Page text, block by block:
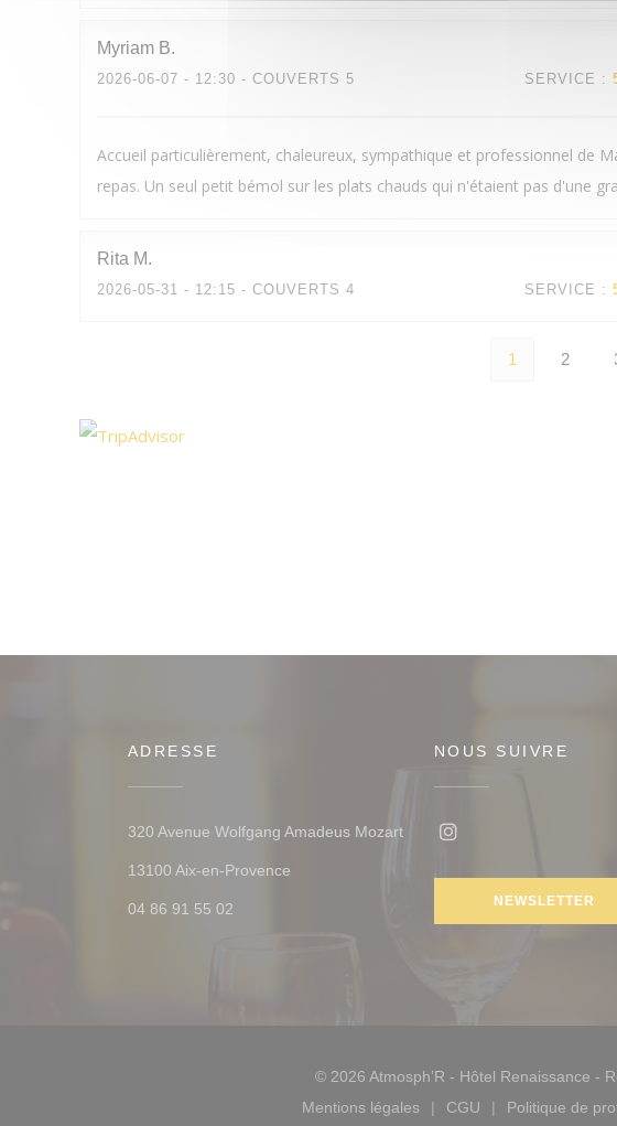
Myriam B
2026-06-07 - 12:30 - COUVERTS 5 SERVICE :
Accueil particulièrement, chaleureux, sympathique et professionnel de
repas. Un seul petit bémol sur les plats chauds qui n'étaient pas d'une
Rita M
2026-05-31 - 12:15 - COUVERTS 4 SERVICE :
1 2
ADRESSE
320 Avenue Wolfgang Amadeus Mozart
13100 Aix-en-Provence((ouvre une nouvelle fenêtre))
04 86 91 55 02
NOUS SUIVRE
NEWSLETTER
© 2026 Atmosph’R - Hôtel Renaissance -
Mentions légales
((ouvre une nouvelle fenêtre))
CGU
((ouvre une
Politique de